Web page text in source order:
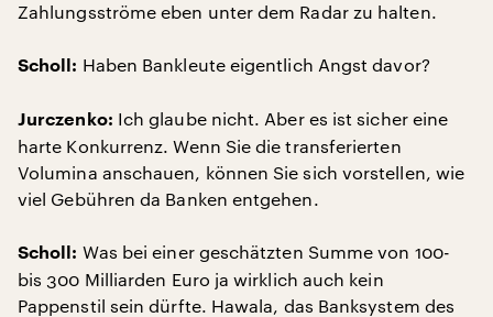
Zahlungsströme eben unter dem Radar zu halten.
Scholl: Haben Bankleute eigentlich Angst davor?
Jurczenko: Ich glaube nicht. Aber es ist sicher eine
harte Konkurrenz. Wenn Sie die transferierten
Volumina anschauen, können Sie sich vorstellen, wie
viel Gebühren da Banken entgehen.
Scholl: Was bei einer geschätzten Summe von 100-
bis 300 Milliarden Euro ja wirklich auch kein
Pappenstil sein dürfte. Hawala, das Banksystem des